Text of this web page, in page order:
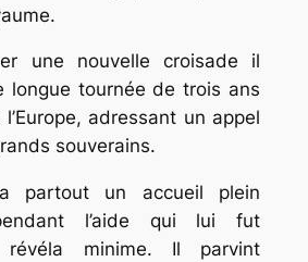
une nouvelle croisade il
longue tournée de trois ans
adressant un appel
souverains.
partout un accueil plein
l’aide qui lui fut
révéla minime. Il parvint